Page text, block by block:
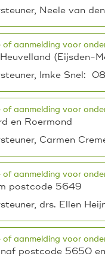
Neele van
of aanmelding voor
(Eijsden-
Imke Snel:
of aanmelding voor
en Roermond
Carmen
of aanmelding voor
postcode 5649
drs. Ellen
of aanmelding voor
postcode 5650